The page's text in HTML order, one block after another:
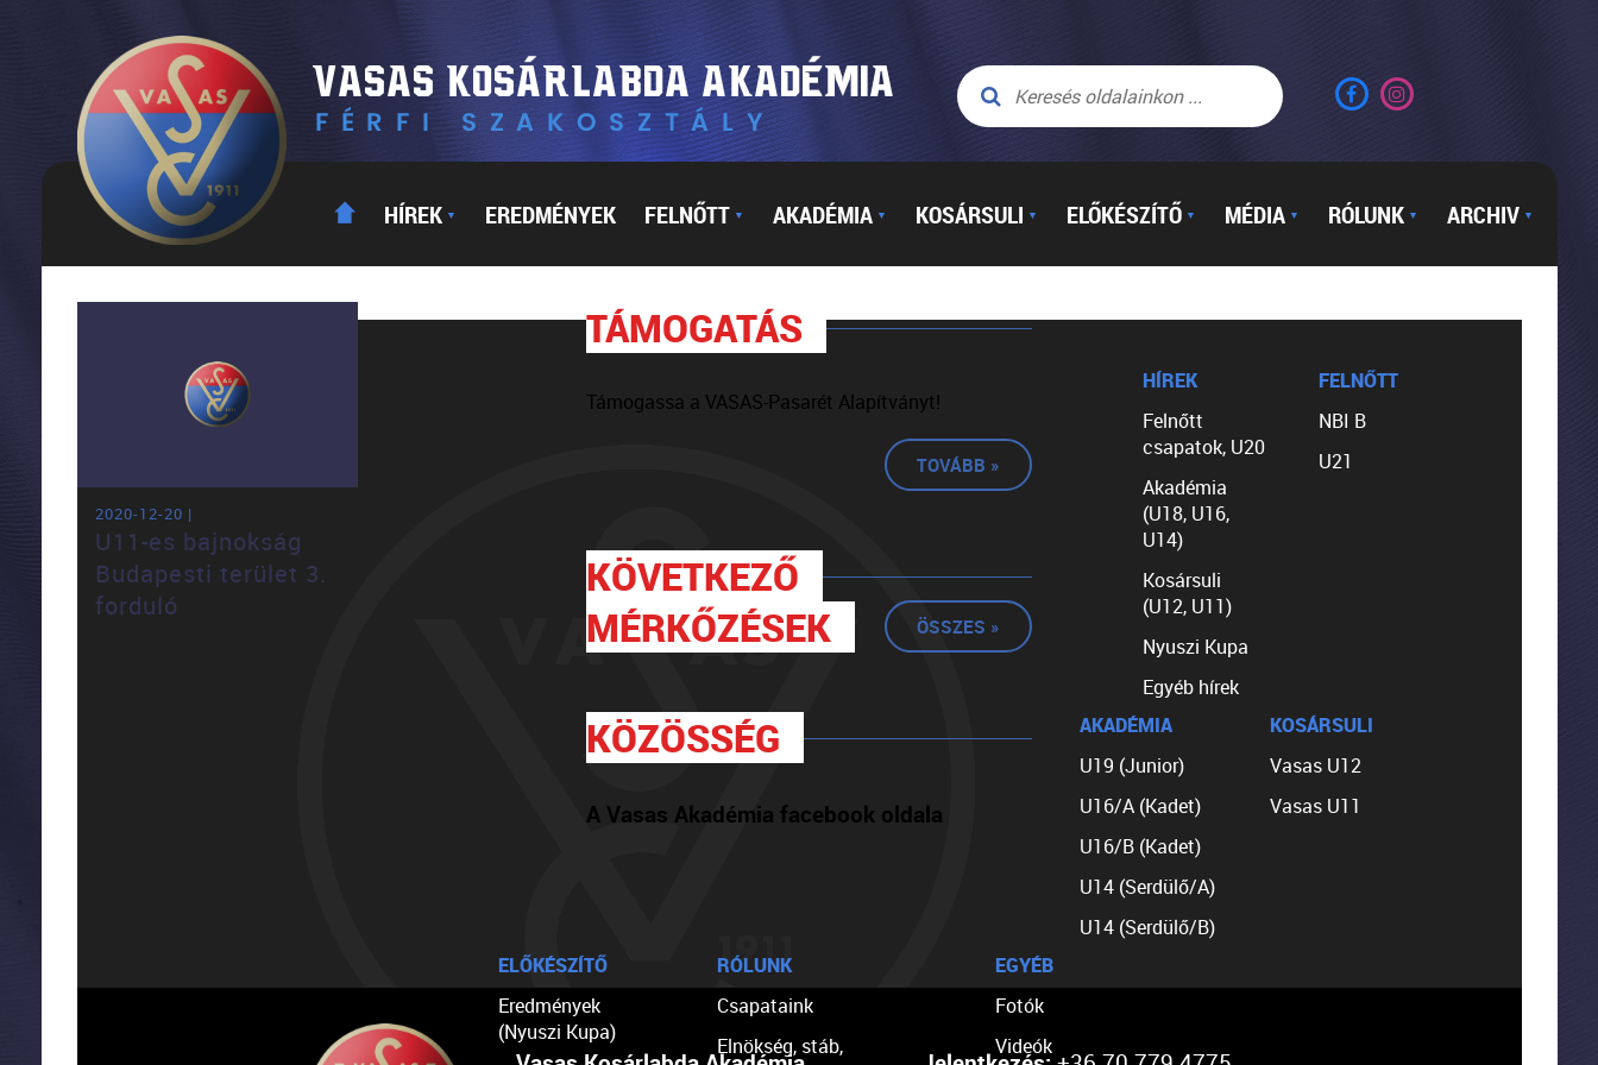
HÍREK ▼ EREDMÉNYEK FELNŐTT ▼ AKADÉMIA ▼ KOSÁRSULI ▼ ELŐKÉSZÍTŐ ▼ MÉDIA ▼ RÓLUNK ▼ ARCHIV ▼
2020-12-20 |
U11-es bajnokság
Budapesti terület 3.
forduló
TÁMOGATÁS
Támogassa a VASAS-Pasarét Alapítványt!
TOVÁBB »
KÖVETKEZŐ
MÉRKŐZÉSEK
ÖSSZES »
KÖZÖSSÉG
A Vasas Akadémia facebook oldala
HÍREK
Felnőtt
csapatok, U20
Akadémia
(U18, U16,
U14)
Kosársuli
(U12, U11)
Nyuszi Kupa
Egyéb hírek
FELNŐTT
NBI B
U21
AKADÉMIA
U19 (Junior)
U16/A (Kadet)
U16/B (Kadet)
U14 (Serdülő/A)
U14 (Serdülő/B)
KOSÁRSULI
Vasas U12
Vasas U11
ELŐKÉSZÍTŐ
Eredmények
(Nyuszi Kupa)
RÓLUNK
Csapataink
Elnökség, stáb,
EGYÉB
Fotók
Videók